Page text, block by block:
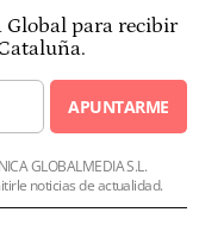
Global para recibir
APUNTARME
GLOBALMEDIA S.L.
noticias de actualidad.